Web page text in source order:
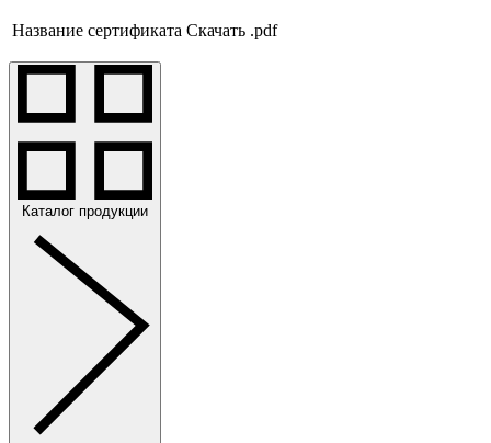
Название сертификата Скачать .pdf
Каталог продукции